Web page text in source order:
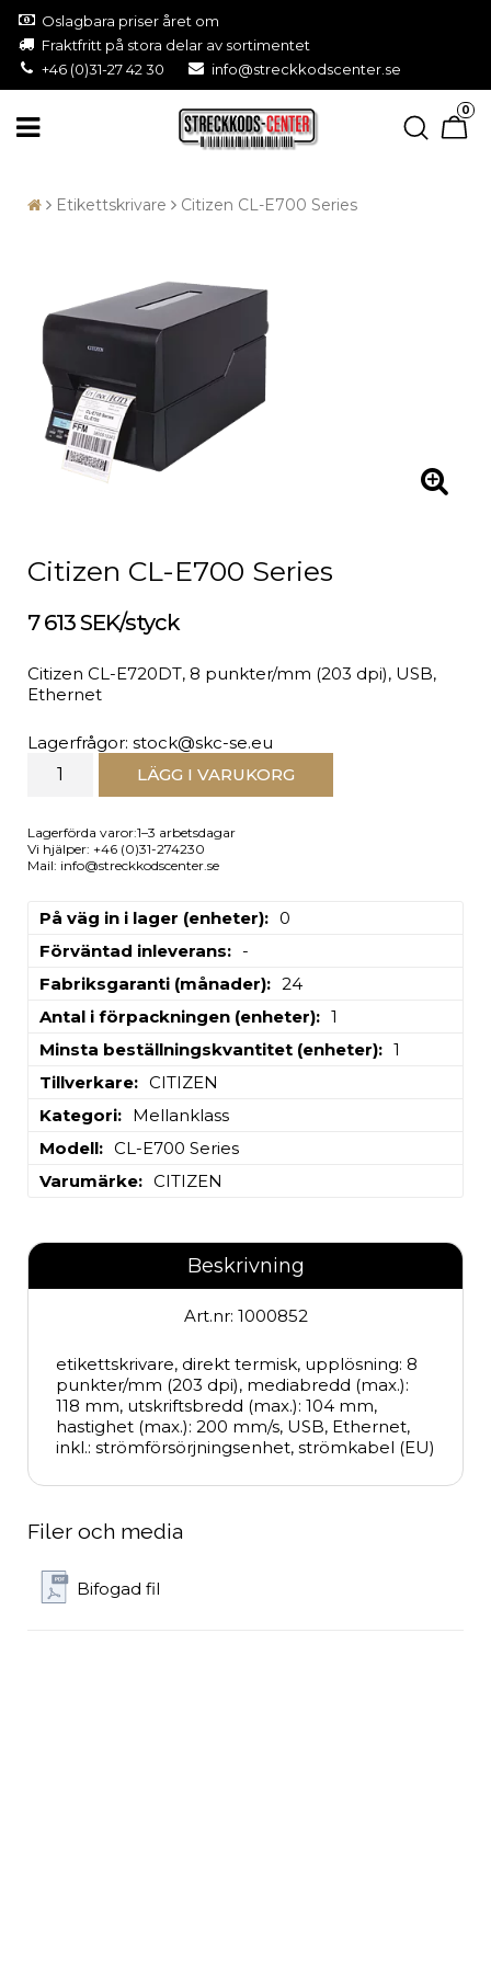
Oslagbara priser året om
Fraktfritt på stora delar av sortimentet
+46 (0)31-27 42 30
info@streckkodscenter.se
0
Etikettskrivare Citizen CL-E700 Series
Citizen CL-E700 Series
7 613 SEK/styck
Citizen CL-E720DT, 8 punkter/mm (203 dpi), USB,
Ethernet
Lagerfrågor: stock@skc-se.eu
LÄGG I VARUKORG
Lagerförda varor:1–3 arbetsdagar
Vi hjälper: +46 (0)31-274230
Mail: info@streckkodscenter.se
På väg in i lager (enheter)
0
Förväntad inleverans
-
Fabriksgaranti (månader)
24
Antal i förpackningen (enheter)
1
Minsta beställningskvantitet (enheter)
1
Tillverkare
CITIZEN
Kategori
Mellanklass
Modell
CL-E700 Series
Varumärke
CITIZEN
Beskrivning
Art.nr: 1000852
etikettskrivare, direkt termisk, upplösning: 8
punkter/mm (203 dpi), mediabredd (max.):
118 mm, utskriftsbredd (max.): 104 mm,
hastighet (max.): 200 mm/s, USB, Ethernet,
inkl.: strömförsörjningsenhet, strömkabel (EU)
Filer och media
Bifogad fil